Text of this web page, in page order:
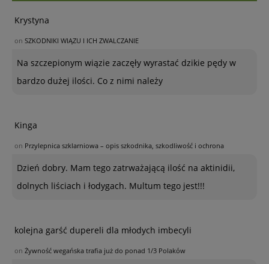
Krystyna
on SZKODNIKI WIĄZU I ICH ZWALCZANIE
Na szczepionym wiązie zaczęły wyrastać dzikie pędy w
bardzo dużej ilości. Co z nimi należy
Kinga
on Przylepnica szklarniowa – opis szkodnika, szkodliwość i ochrona
Dzień dobry. Mam tego zatrważającą ilość na aktinidii,
dolnych liściach i łodygach. Multum tego jest!!!
kolejna garść dupereli dla młodych imbecyli
on Żywność wegańska trafia już do ponad 1/3 Polaków